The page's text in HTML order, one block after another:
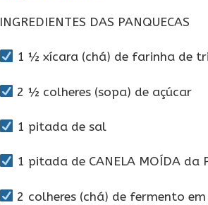
INGREDIENTES DAS PANQUECAS
1 ½ xícara (chá) de farinha de
2 ½ colheres (sopa) de açúcar
1 pitada de sal
1 pitada de CANELA MOÍDA da
2 colheres (chá) de fermento